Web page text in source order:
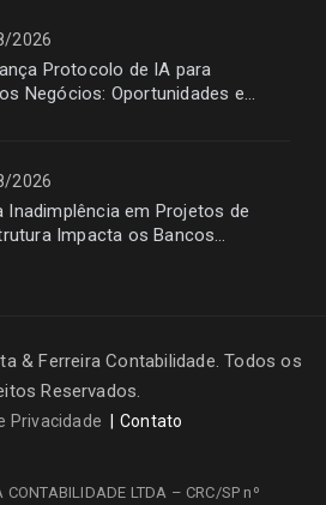
2026
Protocolo de IA para
Negócios: Oportunidades e
2026
Inadimplência em Projetos de
Impacta os Bancos
& Ferreira Contabilidade. Todos os
Reservados.
Privacidade Contato
CONTABILIDADE LTDA – CRC/SP nº